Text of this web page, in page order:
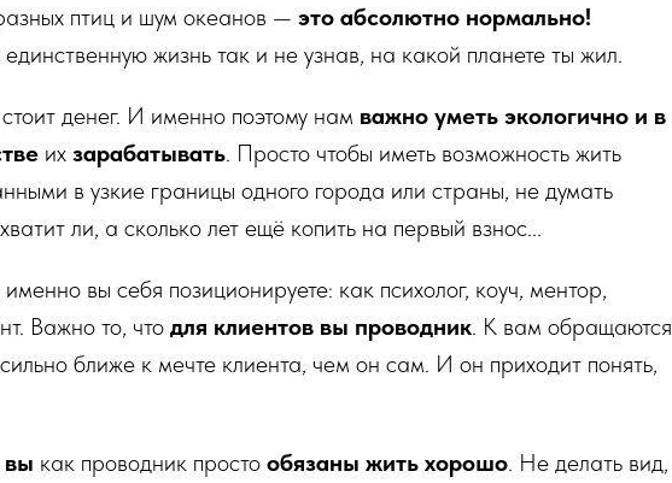
птиц и шум океанов — это абсолютно нормально!
жизнь так и не узнав, на какой планете ты жил.
денег. И именно поэтому нам важно уметь экологично и в
их зарабатывать. Просто чтобы иметь возможность жить
в узкие границы одного города или страны, не думать
ли, а сколько лет ещё копить на первый взнос...
вы себя позиционируете: как психолог, коуч, ментор,
Важно то, что для клиентов вы проводник. К вам обращаются
ближе к мечте клиента, чем он сам. И он приходит понять,
вы как проводник просто обязаны жить хорошо. Не делать вид,